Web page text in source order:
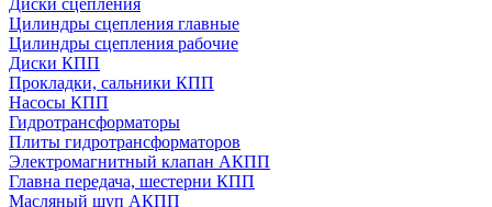
Диски сцепления
Цилиндры сцепления главные
Цилиндры сцепления рабочие
Диски КПП
Прокладки, сальники КПП
Насосы КПП
Гидротрансформаторы
Плиты гидротрансформаторов
Электромагнитный клапан АКПП
Главна передача, шестерни КПП
Масляный щуп АКПП